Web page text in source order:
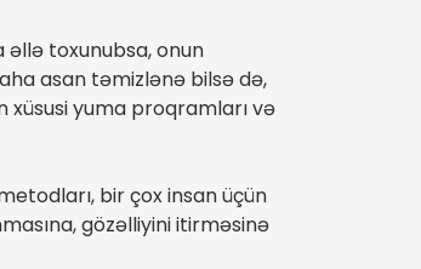
əllə toxunubsa, onun
asan təmizlənə bilsə də,
yuma proqramları və
bir çox insan üçün
gözəlliyini itirməsinə